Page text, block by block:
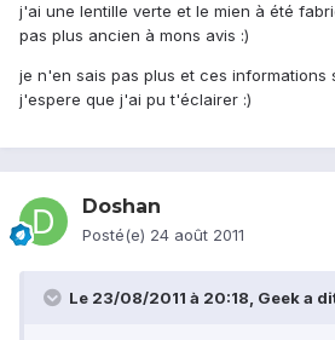
j'ai une lentille verte et le mien à été
pas plus ancien à mons avis :)
je n'en sais pas plus et ces informations
j'espere que j'ai pu t'éclairer :)
Doshan
Posté(e) 24 août 2011
Le 23/08/2011 à 20:18, Geek a